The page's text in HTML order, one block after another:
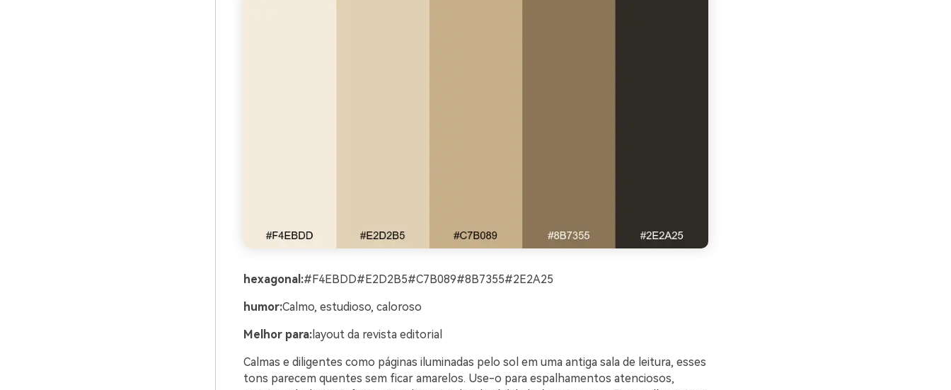
hexagonal:#F4EBDD#E2D2B5#C7B089#8B7355#2E2A25
humor:Calmo, estudioso, caloroso
Melhor para:layout da revista editorial
Calmas e diligentes como páginas iluminadas pelo sol em uma antiga sala de leitura, esses
tons parecem quentes sem ficar amarelos. Use-o para espalhamentos atenciosos,